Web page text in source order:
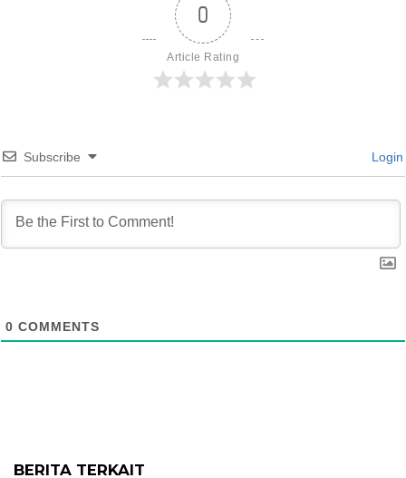
0
Article Rating
Subscribe Login
0 COMMENTS
BERITA TERKAIT